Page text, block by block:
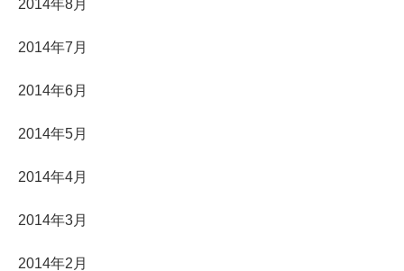
2014年8月
2014年7月
2014年6月
2014年5月
2014年4月
2014年3月
2014年2月